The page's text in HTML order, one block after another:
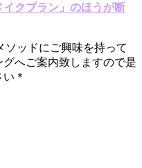
クプラン」のほうが断
ッドにご興味を持って
へご案内致しますので是
＊